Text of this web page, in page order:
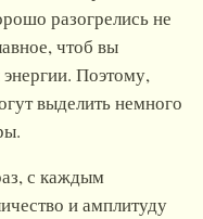
разогрелись не
чтоб вы
Поэтому,
выделить немного
с каждым
и амплитуду